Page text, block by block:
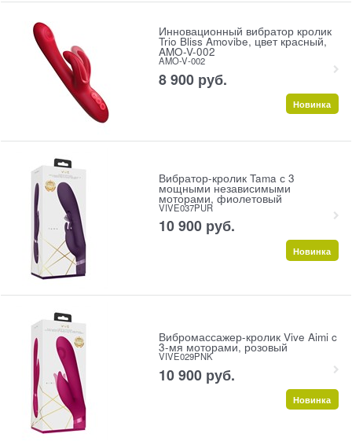
Инновационный вибратор кролик
Trio Bliss Amovibe, цвет красный,
AMO-V-002
AMO-V-002
8 900 руб.
Новинка
Вибратор-кролик Tama с 3
мощными независимыми
моторами, фиолетовый
VIVE037PUR
10 900 руб.
Новинка
Вибромассажер-кролик Vive Aimi c
3-мя моторами, розовый
VIVE029PNK
10 900 руб.
Новинка